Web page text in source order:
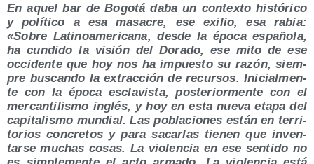
En aquel bar de Bogo­tá daba un con­tex­to his­tó­ri­co
y polí­ti­co a esa masa­cre, ese exi­lio, esa rabia:
«Sobre Lati­no­ame­ri­ca­na, des­de la épo­ca espa­ño­la,
ha cun­di­do la visión del Dora­do, ese mito de ese
occi­den­te que hoy nos ha impues­to su razón, siem­
pre bus­can­do la extrac­ción de recur­sos. Ini­cial­men­
te con la épo­ca escla­vis­ta, pos­te­rior­men­te con el
mer­can­ti­lis­mo inglés, y hoy en esta nue­va eta­pa del
capi­ta­lis­mo mun­dial. Las pobla­cio­nes están en terri­
to­rios con­cre­tos y para sacar­las tie­nen que inven­
tar­se muchas cosas. La vio­len­cia en ese sen­ti­do no